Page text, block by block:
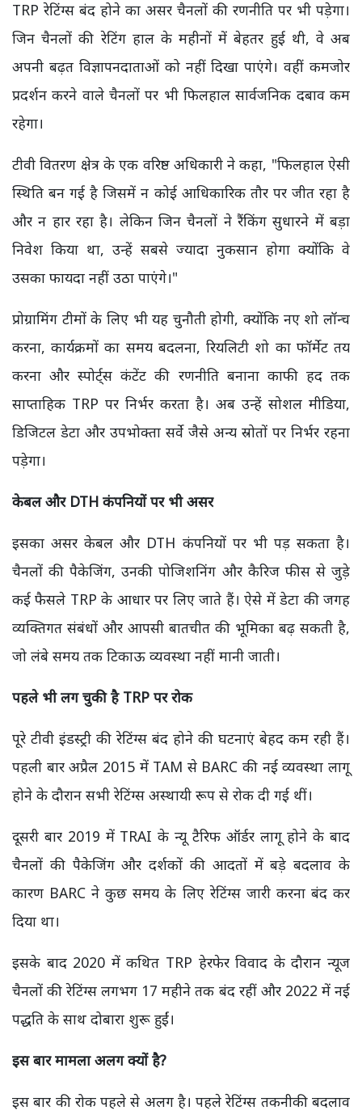
TRP रेटिंग्स बंद होने का असर चैनलों की रणनीति पर भी पड़ेगा।
जिन चैनलों की रेटिंग हाल के महीनों में बेहतर हुई थी, वे अब
अपनी बढ़त विज्ञापनदाताओं को नहीं दिखा पाएंगे। वहीं कमजोर
प्रदर्शन करने वाले चैनलों पर भी फिलहाल सार्वजनिक दबाव कम
रहेगा।
टीवी वितरण क्षेत्र के एक वरिष्ठ अधिकारी ने कहा, "फिलहाल ऐसी
स्थिति बन गई है जिसमें न कोई आधिकारिक तौर पर जीत रहा है
और न हार रहा है। लेकिन जिन चैनलों ने रैंकिंग सुधारने में बड़ा
निवेश किया था, उन्हें सबसे ज्यादा नुकसान होगा क्योंकि वे
उसका फायदा नहीं उठा पाएंगे।"
प्रोग्रामिंग टीमों के लिए भी यह चुनौती होगी, क्योंकि नए शो लॉन्च
करना, कार्यक्रमों का समय बदलना, रियलिटी शो का फॉर्मेट तय
करना और स्पोर्ट्स कंटेंट की रणनीति बनाना काफी हद तक
साप्ताहिक TRP पर निर्भर करता है। अब उन्हें सोशल मीडिया,
डिजिटल डेटा और उपभोक्ता सर्वे जैसे अन्य स्रोतों पर निर्भर रहना
पड़ेगा।
केबल और DTH कंपनियों पर भी असर
इसका असर केबल और DTH कंपनियों पर भी पड़ सकता है।
चैनलों की पैकेजिंग, उनकी पोजिशनिंग और कैरिज फीस से जुड़े
कई फैसले TRP के आधार पर लिए जाते हैं। ऐसे में डेटा की जगह
व्यक्तिगत संबंधों और आपसी बातचीत की भूमिका बढ़ सकती है,
जो लंबे समय तक टिकाऊ व्यवस्था नहीं मानी जाती।
पहले भी लग चुकी है TRP पर रोक
पूरे टीवी इंडस्ट्री की रेटिंग्स बंद होने की घटनाएं बेहद कम रही हैं।
पहली बार अप्रैल 2015 में TAM से BARC की नई व्यवस्था लागू
होने के दौरान सभी रेटिंग्स अस्थायी रूप से रोक दी गई थीं।
दूसरी बार 2019 में TRAI के न्यू टैरिफ ऑर्डर लागू होने के बाद
चैनलों की पैकेजिंग और दर्शकों की आदतों में बड़े बदलाव के
कारण BARC ने कुछ समय के लिए रेटिंग्स जारी करना बंद कर
दिया था।
इसके बाद 2020 में कथित TRP हेरफेर विवाद के दौरान न्यूज
चैनलों की रेटिंग्स लगभग 17 महीने तक बंद रहीं और 2022 में नई
पद्धति के साथ दोबारा शुरू हुईं।
इस बार मामला अलग क्यों है?
इस बार की रोक पहले से अलग है। पहले रेटिंग्स तकनीकी बदलाव